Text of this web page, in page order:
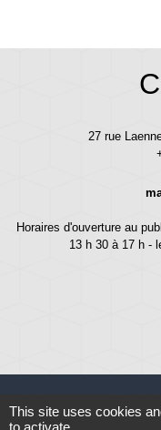
27 rue
Horaires d'ouverture au
13 h 30 à 17 h -
This site uses cookies
to activate